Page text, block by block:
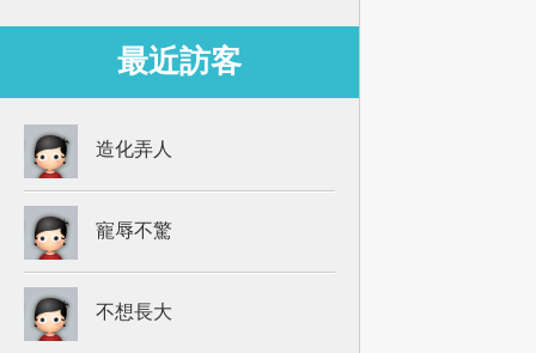
最近訪客
造化弄人
寵辱不驚
不想長大